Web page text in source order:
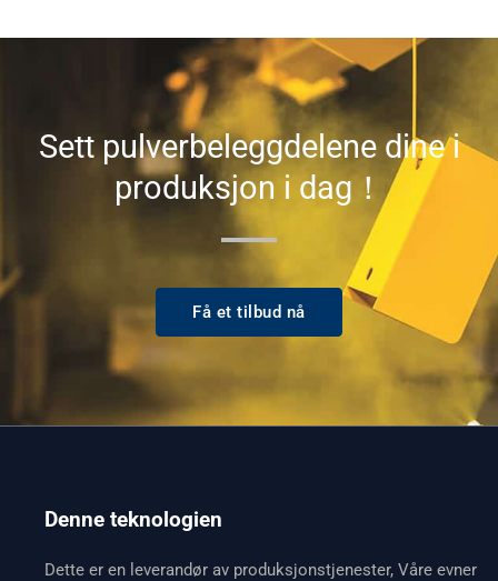
Sett pulverbeleggdelene dine i
produksjon i dag！
Få et tilbud nå
Denne teknologien
Dette er en leverandør av produksjonstjenester, Våre evner